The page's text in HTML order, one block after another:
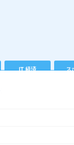
IT 経済 ス